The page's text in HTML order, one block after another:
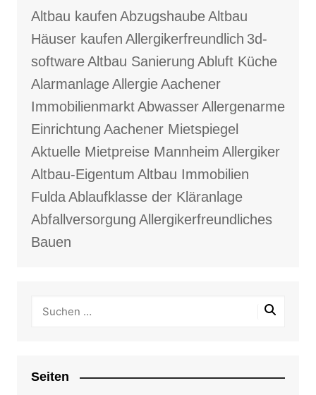
Altbau kaufen AbzugshaubeAltbau
Häuser kaufen Allergikerfreundlich 3d-
softwareAltbau Sanierung Abluft Küche
AlarmanlageAllergieAachener
ImmobilienmarktAbwasserAllergenarme
Einrichtung Aachener Mietspiegel
Aktuelle Mietpreise Mannheim Allergiker
Altbau-Eigentum Altbau Immobilien
FuldaAblaufklasse der Kläranlage
Abfallversorgung Allergikerfreundliches
Bauen
Seiten